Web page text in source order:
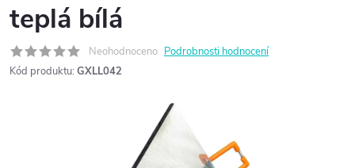
teplá bílá
Neohodnoceno Podrobnosti hodnocení
Kód produktu: GXLL042